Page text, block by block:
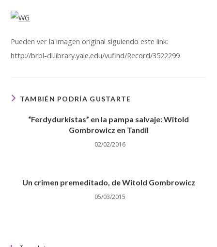
Pueden ver la imagen original siguiendo este link:
http://brbl-dl.library.yale.edu/vufind/Record/3522299
TAMBIÉN PODRÍA GUSTARTE
“Ferdydurkistas” en la pampa salvaje: Witold
Gombrowicz en Tandil
02/02/2016
Un crimen premeditado, de Witold Gombrowicz
05/03/2015